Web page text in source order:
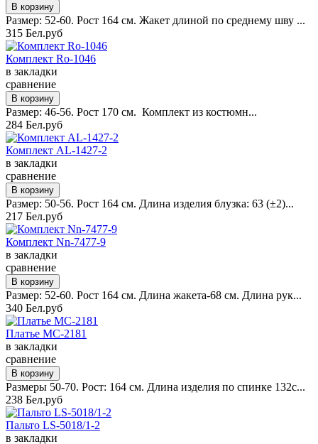
Размер: 52-60. Рост 164 см. Жакет длиной по среднему шву ...
315 Бел.руб
Комплект Ro-1046
в закладки
сравнение
Размер: 46-56. Рост 170 см. Комплект из костюмн...
284 Бел.руб
Комплект AL-1427-2
в закладки
сравнение
Размер: 50-56. Рост 164 см. Длина изделия блузка: 63 (±2)...
217 Бел.руб
Комплект Nn-7477-9
в закладки
сравнение
Размер: 52-60. Рост 164 см. Длина жакета-68 см. Длина рук...
340 Бел.руб
Платье MC-2181
в закладки
сравнение
Размеры 50-70. Рост: 164 см. Длина изделия по спинке 132с...
238 Бел.руб
Пальто LS-5018/1-2
в закладки